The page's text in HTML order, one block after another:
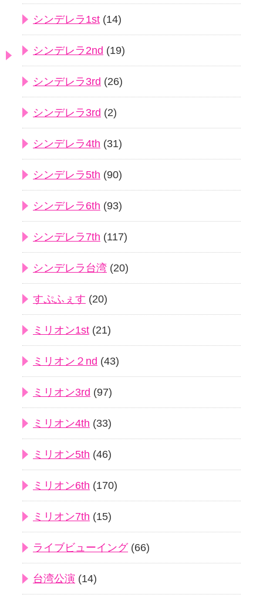
シンデレラ1st (14)
シンデレラ2nd (19)
シンデレラ3rd (26)
シンデレラ3rd (2)
シンデレラ4th (31)
シンデレラ5th (90)
シンデレラ6th (93)
シンデレラ7th (117)
シンデレラ台湾 (20)
すぷふぇす (20)
ミリオン1st (21)
ミリオン２nd (43)
ミリオン3rd (97)
ミリオン4th (33)
ミリオン5th (46)
ミリオン6th (170)
ミリオン7th (15)
ライブビューイング(66)
台湾公演 (14)